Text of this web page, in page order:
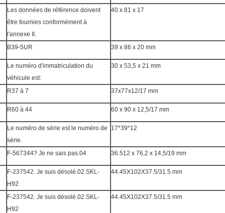
Les données de référence doivent
être fournies conformément à
l'annexe II.
40 x 81 x 17
B39-5UR 39 x 86 x 20 mm
Le numéro d'immatriculation du
véhicule est:
30 x 53,5 x 21 mm
R37 à 7 37x77x12/17 mm
R60 à 44 60 x 90 x 12,5/17 mm
Le numéro de série est le numéro de
série.
17*39*12
F-567344? Je ne sais pas.04 36.512 x 76,2 x 14,5/19 mm
F-237542. Je suis désolé.02.SKL-
H92
44.45X102X37.5/31.5 mm
F-237542. Je suis désolé.02.SKL-
H92
44.45X102X37.5/31.5 mm